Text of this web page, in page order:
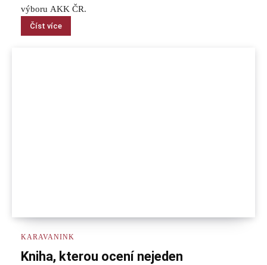
výboru AKK ČR.
Číst více
KARAVANINK
Kniha, kterou ocení nejeden